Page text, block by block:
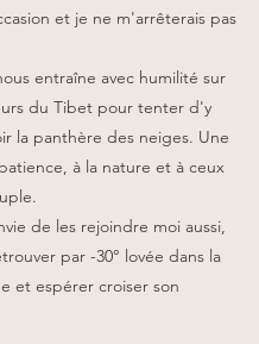
et je ne m'arrêterais pas
entraîne avec humilité sur
du Tibet pour tenter d'y
la panthère des neiges. Une
à la nature et à ceux
de les rejoindre moi aussi,
par -30° lovée dans la
et espérer croiser son